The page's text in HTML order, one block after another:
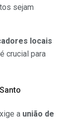
sejam
locais
crucial para
a união de